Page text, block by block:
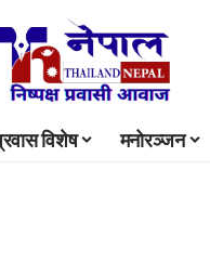
विशेष मनोरञ्जन